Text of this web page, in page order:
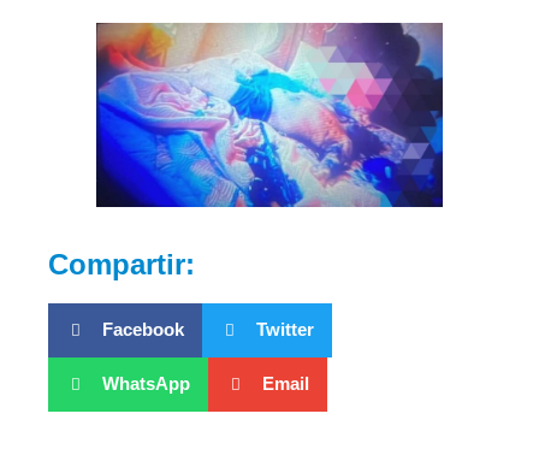
Compartir:
Facebook Twitter
WhatsApp Email